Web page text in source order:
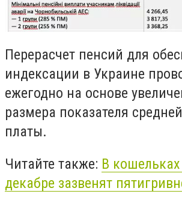
Перерасчет пенсий для
индексации в Украине
ежегодно на основе
размера показателя
платы.
Читайте также: В
декабре зазвенят